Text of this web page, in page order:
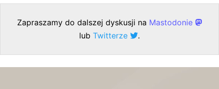
Zapraszamy do dalszej dyskusji na Mastodonie
lub Twitterze .